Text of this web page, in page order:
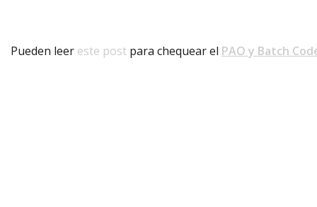
Pueden leer este post para chequear el PAO y Batch